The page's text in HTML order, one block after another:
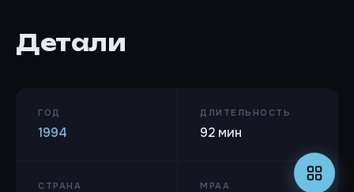
Детали
ГОД
1994
ДЛИТЕЛЬНОСТЬ
92 мин
СТРАНА MPAA